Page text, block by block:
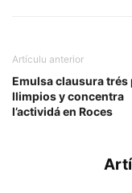
Artículu anterior
Emulsa clausura trés
llimpios y concentra
l’actividá en Roces